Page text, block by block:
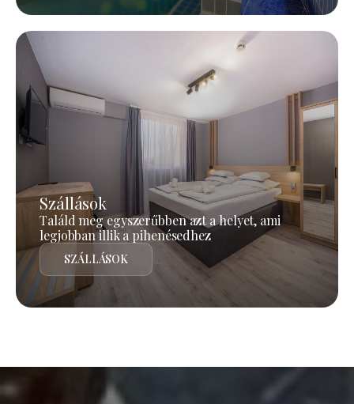
Szállások
Találd meg egyszerűbben azt a helyet, ami
legjobban illik a pihenésedhez
SZÁLLÁSOK